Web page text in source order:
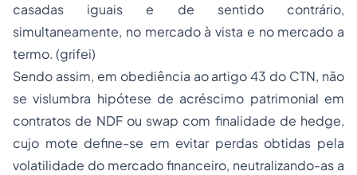
casadas iguais e de sentido contrário,
simultaneamente, no mercado à vista e no mercado a
termo. (grifei)
Sendo assim, em obediência ao artigo 43 do CTN, não
se vislumbra hipótese de acréscimo patrimonial em
contratos de NDF ou swap com finalidade de hedge,
cujo mote define-se em evitar perdas obtidas pela
volatilidade do mercado financeiro, neutralizando-as a